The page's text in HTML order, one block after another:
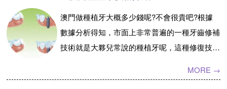
澳門做種植牙大概多少錢呢?不會很貴吧?根據
數據分析得知，市面上非常普遍的一種牙齒修補
技術就是大夥兒常說的種植牙呢，這種修復技術
【詳情】
MORE →